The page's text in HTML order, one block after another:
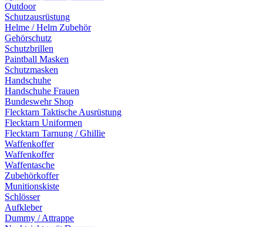
Outdoor
Schutzausrüstung
Helme / Helm Zubehör
Gehörschutz
Schutzbrillen
Paintball Masken
Schutzmasken
Handschuhe
Handschuhe Frauen
Bundeswehr Shop
Flecktarn Taktische Ausrüstung
Flecktarn Uniformen
Flecktarn Tarnung / Ghillie
Waffenkoffer
Waffenkoffer
Waffentasche
Zubehörkoffer
Munitionskiste
Schlösser
Aufkleber
Dummy / Attrappe